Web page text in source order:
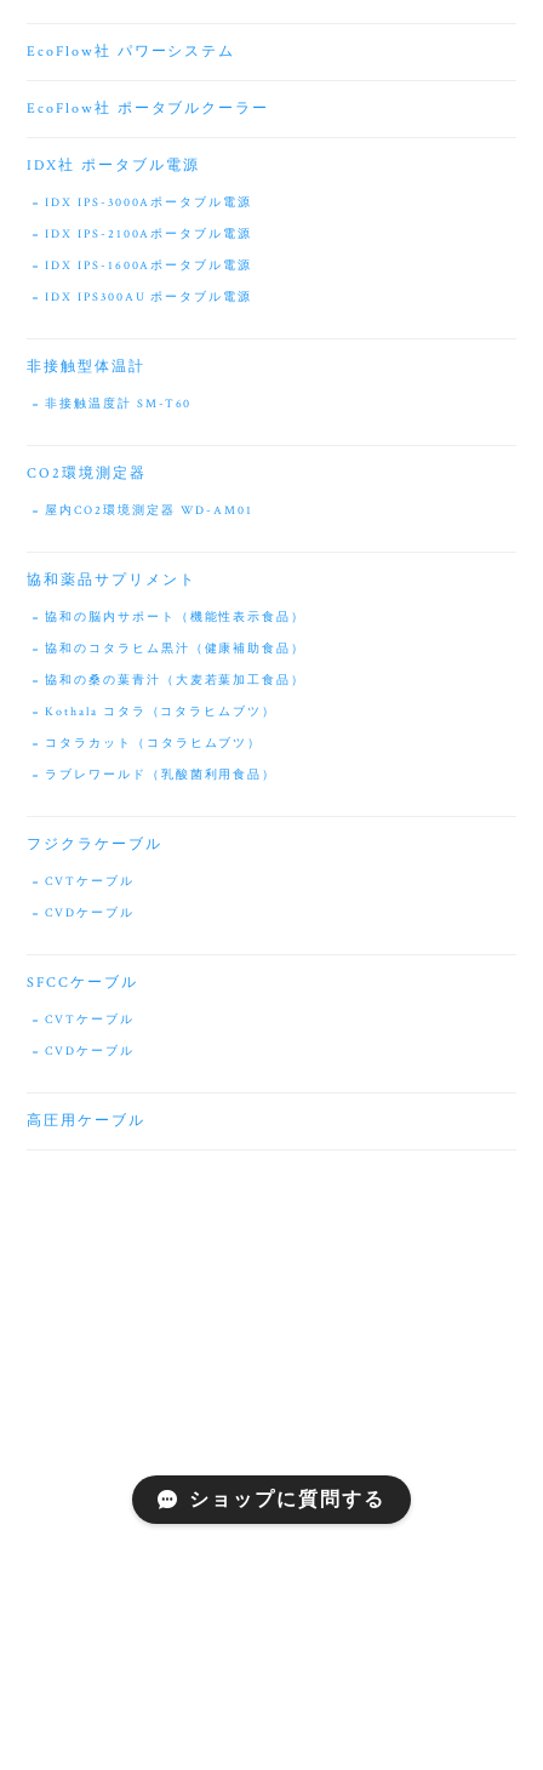
EcoFlow社 パワーシステム
EcoFlow社 ポータブルクーラー
IDX社 ポータブル電源
IDX IPS-3000Aポータブル電源
IDX IPS-2100Aポータブル電源
IDX IPS-1600Aポータブル電源
IDX IPS300AU ポータブル電源
非接触型体温計
非接触温度計 SM-T60
CO2環境測定器
屋内CO2環境測定器 WD-AM01
協和薬品サプリメント
協和の脳内サポート（機能性表示食品）
協和のコタラヒム黒汁（健康補助食品）
協和の桑の葉青汁（大麦若葉加工食品）
Kothala コタラ（コタラヒムブツ）
コタラカット（コタラヒムブツ）
ラブレワールド（乳酸菌利用食品）
フジクラケーブル
CVTケーブル
CVDケーブル
SFCCケーブル
CVTケーブル
CVDケーブル
高圧用ケーブル
ショップに質問する